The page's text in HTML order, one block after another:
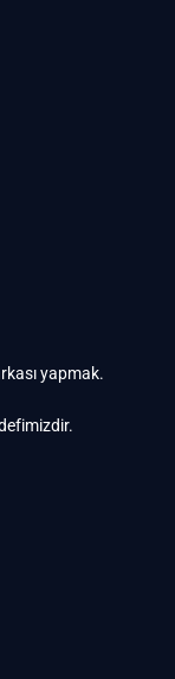
yapmak.